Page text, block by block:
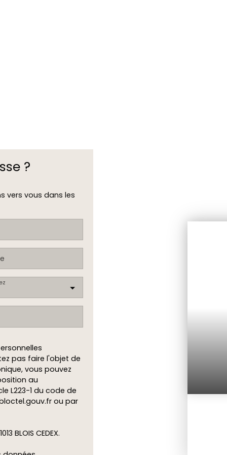
?
vers vous dans les
pas faire l'objet de
vous pouvez
au
L223-1 du code de
ou par
BLOIS CEDEX.